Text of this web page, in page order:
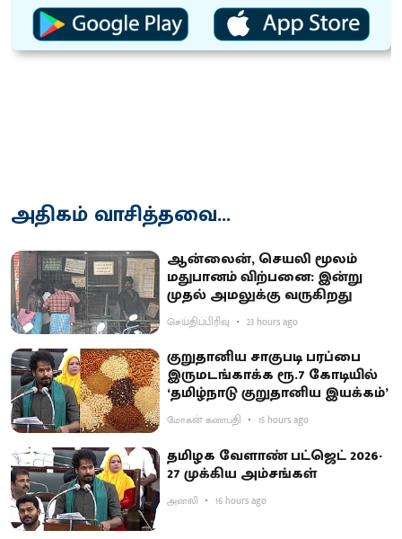
அதிகம் வாசித்தவை...
ஆன்லைன், செயலி மூலம்
மதுபானம் விற்பனை: இன்று
முதல் அமலுக்கு வருகிறது
செய்திப்பிரிவு 23 hours ago
குறுதானிய சாகுபடி பரப்பை
இருமடங்காக்க ரூ.7 கோடியில்
‘தமிழ்நாடு குறுதானிய இயக்கம்’
மோகன் கணபதி 15 hours ago
தமிழக வேளாண் பட்ஜெட் 2026-
27 முக்கிய அம்சங்கள்
அனலி 16 hours ago